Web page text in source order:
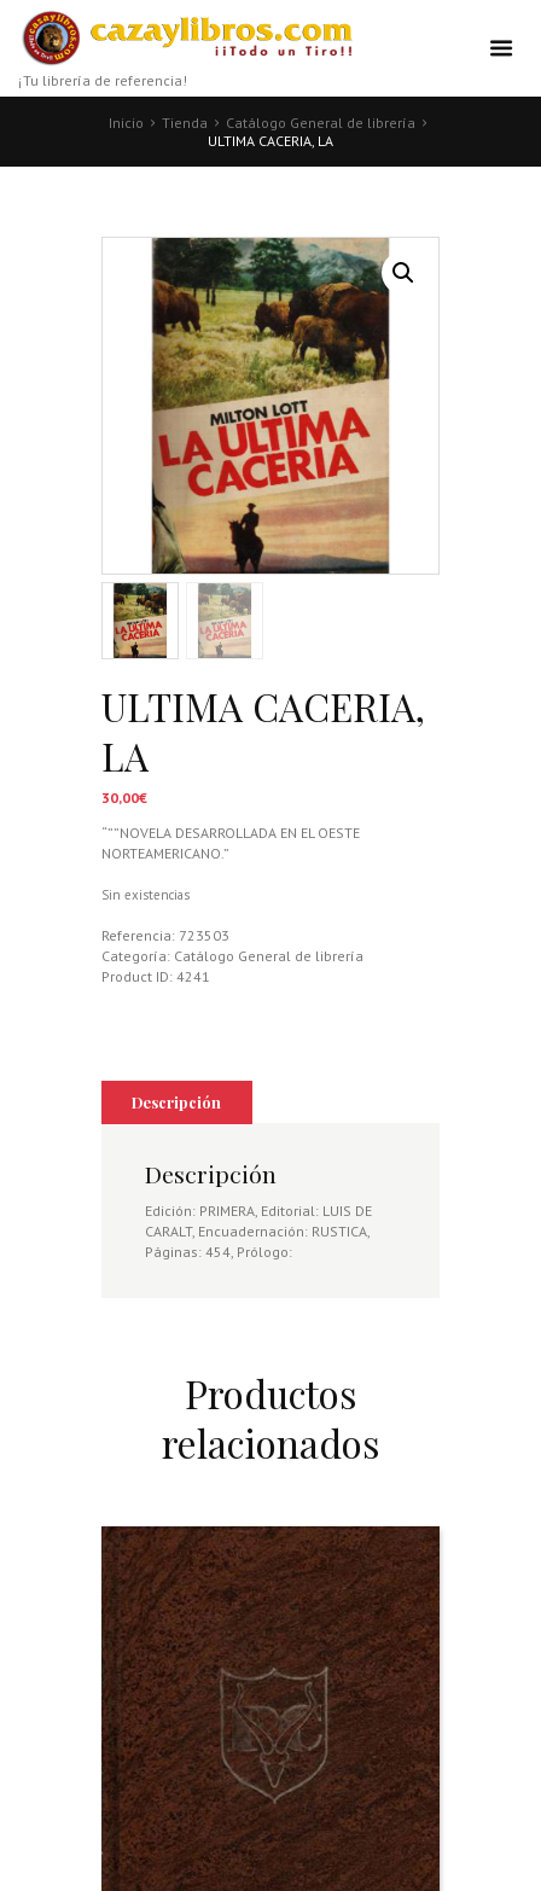
¡Tu librería de referencia!
Inicio Tienda
Catálogo General de librería
ULTIMA CACERIA, LA
ULTIMA CACERIA,
LA
30,00€
“””NOVELA DESARROLLADA EN EL OESTE
NORTEAMERICANO.”
Sin existencias
Referencia: 723503
Categoría: Catálogo General de librería
Product ID: 4241
Descripción
Descripción
Edición: PRIMERA, Editorial: LUIS DE
CARALT, Encuadernación: RUSTICA,
Páginas: 454, Prólogo:
Productos
relacionados